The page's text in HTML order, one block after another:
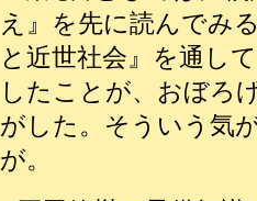
え』を先に読んでみ
と近世社会』を通し
したことが、おぼろ
がした。そういう気
が。